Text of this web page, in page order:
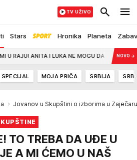
Stars Hronika Planeta
TV UŽIVO
ANITA I LUKA NE MOGU DA SE VENČAJU:NOVO →
SPECIJAL MOJA PRIČA SRBIJA
Jovanov u Skupštini o izborima u
TO TREBA DA UĐE U
A MI ĆEMO U NAŠ